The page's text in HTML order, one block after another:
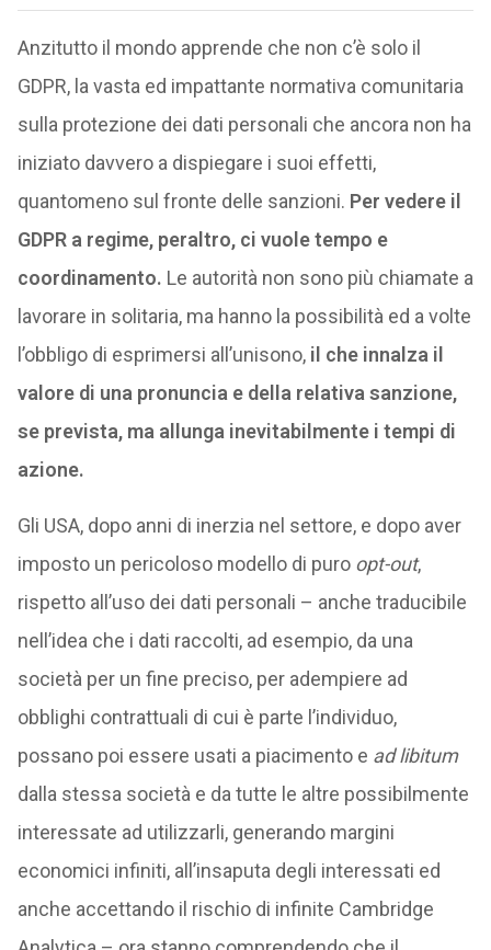
Anzitutto il mondo apprende che non c’è solo il
GDPR, la vasta ed impattante normativa comunitaria
sulla protezione dei dati personali che ancora non ha
iniziato davvero a dispiegare i suoi effetti,
quantomeno sul fronte delle sanzioni. Per vedere il
GDPR a regime, peraltro, ci vuole tempo e
coordinamento. Le autorità non sono più chiamate a
lavorare in solitaria, ma hanno la possibilità ed a volte
l’obbligo di esprimersi all’unisono, il che innalza il
valore di una pronuncia e della relativa sanzione,
se prevista, ma allunga inevitabilmente i tempi di
azione.
Gli USA, dopo anni di inerzia nel settore, e dopo aver
imposto un pericoloso modello di puro opt-out,
rispetto all’uso dei dati personali – anche traducibile
nell’idea che i dati raccolti, ad esempio, da una
società per un fine preciso, per adempiere ad
obblighi contrattuali di cui è parte l’individuo,
possano poi essere usati a piacimento e ad libitum
dalla stessa società e da tutte le altre possibilmente
interessate ad utilizzarli, generando margini
economici infiniti, all’insaputa degli interessati ed
anche accettando il rischio di infinite Cambridge